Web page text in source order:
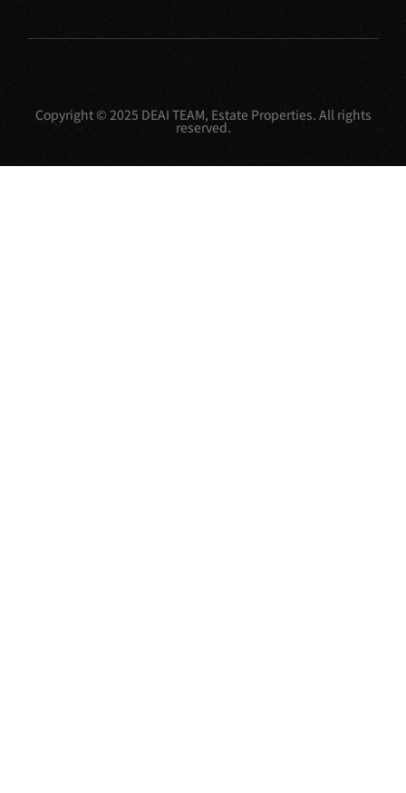
Copyright © 2025 DEAI TEAM, Estate Properties. All rights
reserved.